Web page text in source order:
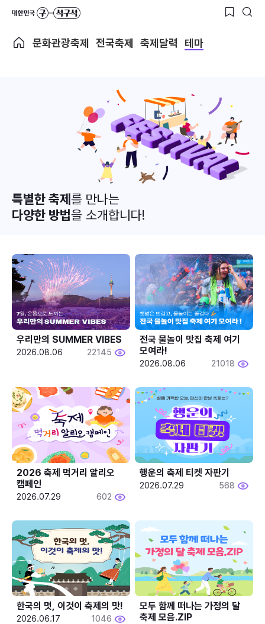
문화관광축제 전국축제 축제달력 테마
특별한 축제를 만나는
다양한 방법을 소개합니다!
우리만의 SUMMER VIBES
2026.08.06 22145
전국 물놀이 맛집 축제 여기
모여라!
2026.08.06 21018
2026 축제 먹거리 알리오
캠페인
2026.07.29 602
행운의 축제 티켓 자판기
2026.07.29 568
한국의 멋, 이것이 축제의 맛!
2026.06.17 1046
모두 함께 떠나는 가정의 달
축제 모음.ZIP